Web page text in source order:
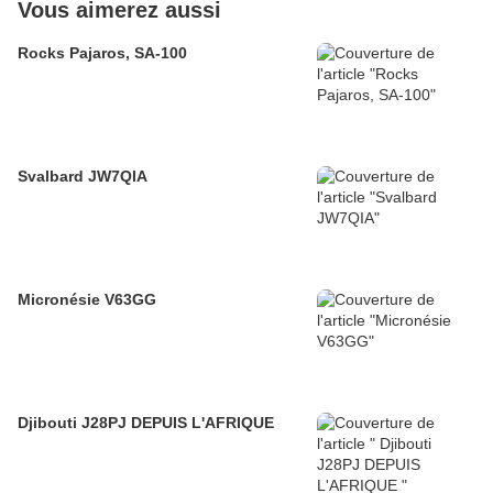
Vous aimerez aussi
Rocks Pajaros, SA-100
Svalbard JW7QIA
Micronésie V63GG
Djibouti J28PJ DEPUIS L'AFRIQUE